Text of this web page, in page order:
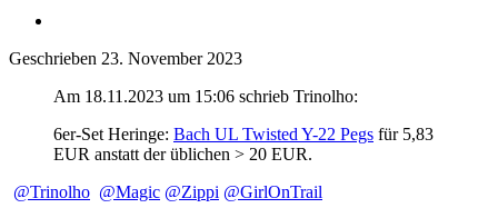
Geschrieben 23. November 2023
Am 18.11.2023 um 15:06 schrieb Trinolho:
6er-Set Heringe: Bach UL Twisted Y-22 Pegs für 5,83
EUR anstatt der üblichen > 20 EUR.
@Trinolho @Magic @Zippi @GirlOnTrail